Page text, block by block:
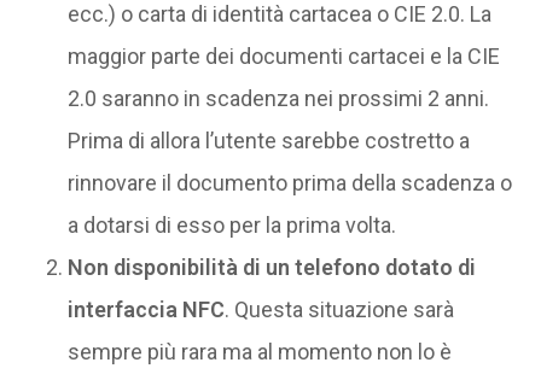
ecc.) o carta di identità cartacea o CIE 2.0. La
maggior parte dei documenti cartacei e la CIE
2.0 saranno in scadenza nei prossimi 2 anni.
Prima di allora l’utente sarebbe costretto a
rinnovare il documento prima della scadenza o
a dotarsi di esso per la prima volta.
Non disponibilità di un telefono dotato di
interfaccia NFC. Questa situazione sarà
sempre più rara ma al momento non lo è